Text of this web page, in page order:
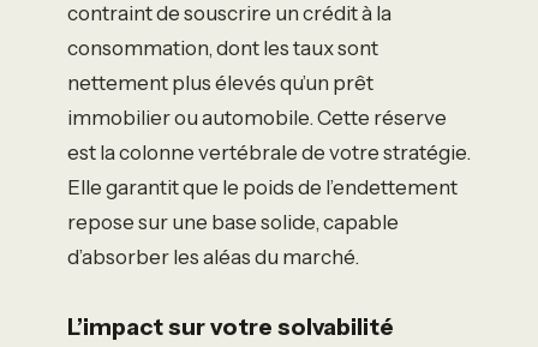
contraint de souscrire un crédit à la
consommation, dont les taux sont
nettement plus élevés qu’un prêt
immobilier ou automobile. Cette réserve
est la colonne vertébrale de votre stratégie.
Elle garantit que le poids de l’endettement
repose sur une base solide, capable
d’absorber les aléas du marché.
L’impact sur votre solvabilité